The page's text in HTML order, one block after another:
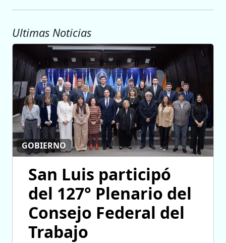
Ultimas Noticias
GOBIERNO
San Luis participó
del 127° Plenario del
Consejo Federal del
Trabajo